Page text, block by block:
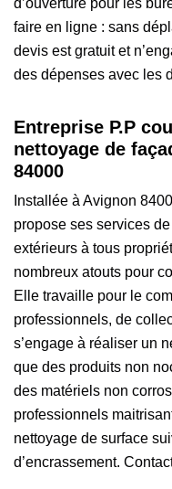
faire en ligne : sans
devis est gratuit et
des dépenses avec les
Entreprise P.P
nettoyage de
84000
Installée à Avignon
propose ses services
extérieurs à tous
nombreux atouts pour
Elle travaille pour le
professionnels, de
s’engage à réaliser un
que des produits non
des matériels non
professionnels
nettoyage de surface
d’encrassement.